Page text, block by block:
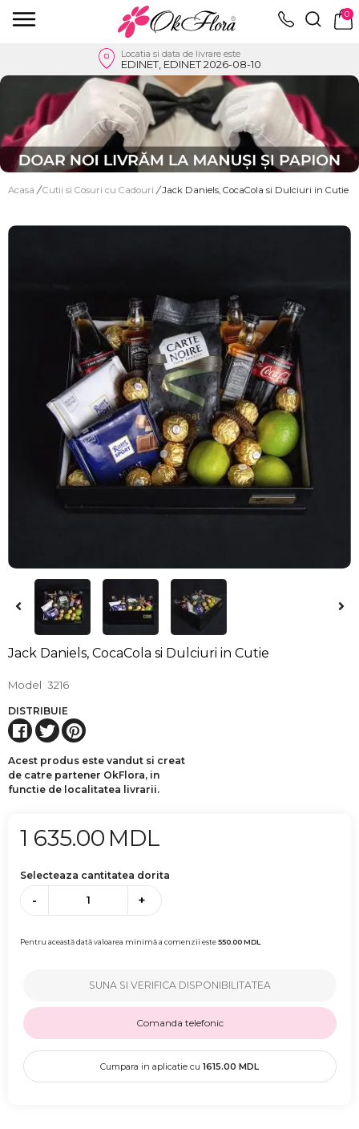
0
Locatia si data de livrare este
EDINET, EDINET 2026-08-10
Acasa / Cutii si Cosuri cu Cadouri / Jack Daniels, CocaCola si Dulciuri in Cutie
Jack Daniels, CocaCola si Dulciuri in Cutie
Model 3216
DISTRIBUIE
Acest produs este vandut si creat
de catre partener OkFlora, in
functie de localitatea livrarii.
1 635.00 MDL
Selecteaza cantitatea dorita
- +
Pentru această dată valoarea minimă a comenzii este550.00MDL
SUNA SI VERIFICA DISPONIBILITATEA
Comanda telefonic
Cumpara in aplicatie cu 1615.00 MDL